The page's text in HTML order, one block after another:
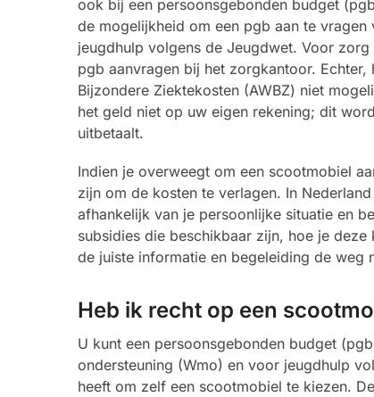
ook bij een persoonsgebonden budget
de mogelijkheid om een pgb aan te
jeugdhulp volgens de Jeugdwet. Voor
pgb aanvragen bij het zorgkantoor.
Bijzondere Ziektekosten (AWBZ) niet
het geld niet op uw eigen rekening; dit
uitbetaalt.
Indien je overweegt om een scootmobiel
zijn om de kosten te verlagen. In
afhankelijk van je persoonlijke situatie en
subsidies die beschikbaar zijn, hoe je
de juiste informatie en begeleiding de weg
Heb ik recht op een
U kunt een persoonsgebonden budget
ondersteuning (Wmo) en voor jeugdhulp
heeft om zelf een scootmobiel te kiezen.